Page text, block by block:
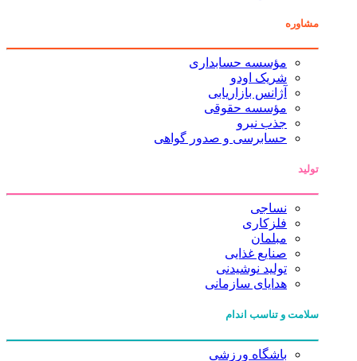
مشاوره
مؤسسه حسابداری
شریک اودو
آژانس بازاریابی
مؤسسه حقوقی
جذب نیرو
حسابرسی و صدور گواهی
تولید
نساجی
فلزکاری
مبلمان
صنایع غذایی
تولید نوشیدنی
هدایای سازمانی
سلامت و تناسب اندام
باشگاه ورزشی